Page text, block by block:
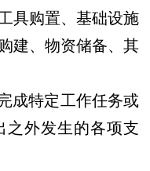
具购置、基础设施
建、物资储备、其
成特定工作任务或
之外发生的各项支